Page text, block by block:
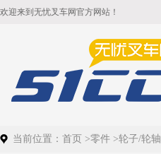
欢迎来到无忧叉车网官方网站！
当前位置： 首页 >零件 >轮子/轮轴